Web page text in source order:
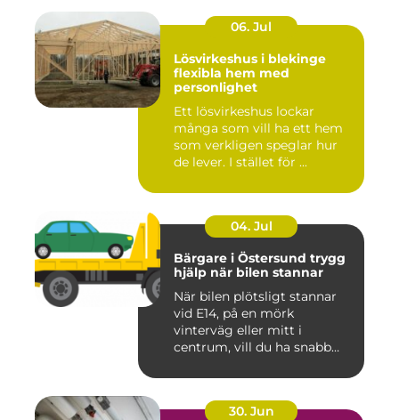
06. Jul
Lösvirkeshus i blekinge
flexibla hem med
personlighet
Ett lösvirkeshus lockar
många som vill ha ett hem
som verkligen speglar hur
de lever. I stället för ...
04. Jul
Bärgare i Östersund trygg
hjälp när bilen stannar
När bilen plötsligt stannar
vid E14, på en mörk
vinterväg eller mitt i
centrum, vill du ha snabb
30. Jun